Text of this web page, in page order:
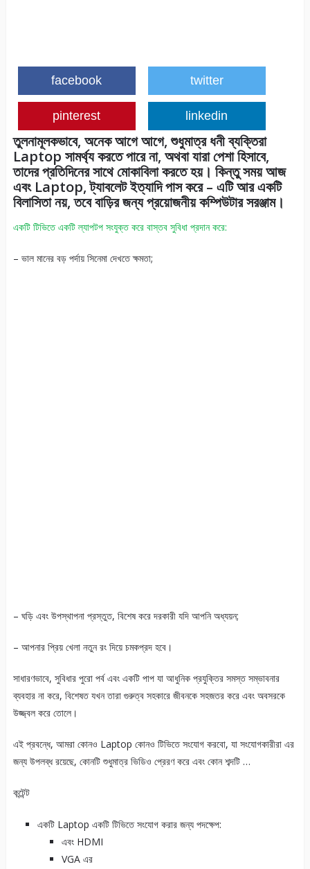
facebook twitter
pinterest linkedin
তুলনামূলকভাবে, অনেক আগে আগে, শুধুমাত্র ধনী ব্যক্তিরা
Laptop সামর্থ্য করতে পারে না, অথবা যারা পেশা হিসাবে,
তাদের প্রতিদিনের সাথে মোকাবিলা করতে হয়। কিন্তু সময় আজ
এবং Laptop, ট্যাবলেট ইত্যাদি পাস করে – এটি আর একটি
বিলাসিতা নয়, তবে বাড়ির জন্য প্রয়োজনীয় কম্পিউটার সরঞ্জাম।
একটি টিভিতে একটি ল্যাপটপ সংযুক্ত করে বাস্তব সুবিধা প্রদান করে:
– ভাল মানের বড় পর্দায় সিনেমা দেখতে ক্ষমতা;
– ঘড়ি এবং উপস্থাপনা প্রস্তুত, বিশেষ করে দরকারী যদি আপনি অধ্যয়ন;
– আপনার প্রিয় খেলা নতুন রং দিয়ে চমকপ্রদ হবে।
সাধারণভাবে, সুবিধার পুরো পর্ব এবং একটি পাপ যা আধুনিক প্রযুক্তির সমস্ত সম্ভাবনার
ব্যবহার না করে, বিশেষত যখন তারা গুরুত্ব সহকারে জীবনকে সহজতর করে এবং অবসরকে
উজ্জ্বল করে তোলে।
এই প্রবন্ধে, আমরা কোনও Laptop কোনও টিভিতে সংযোগ করবো, যা সংযোগকারীরা এর
জন্য উপলব্ধ রয়েছে, কোনটি শুধুমাত্র ভিডিও প্রেরণ করে এবং কোন শব্দটি …
কন্টেন্ট
একটি Laptop একটি টিভিতে সংযোগ করার জন্য পদক্ষেপ:
এবং HDMI
VGA এর